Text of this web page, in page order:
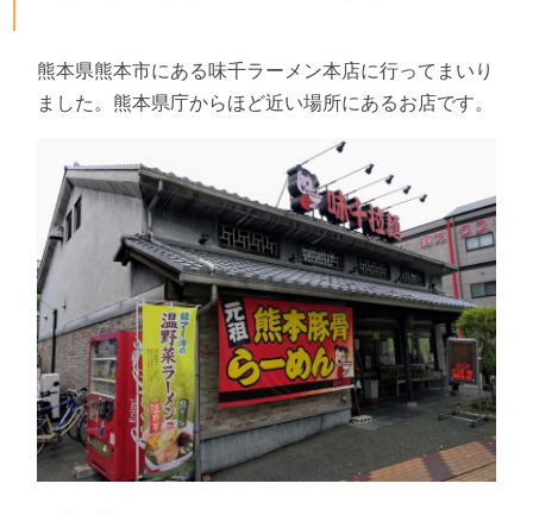
熊本県熊本市にある味千ラーメン本店に行ってまいり
ました。熊本県庁からほど近い場所にあるお店です。